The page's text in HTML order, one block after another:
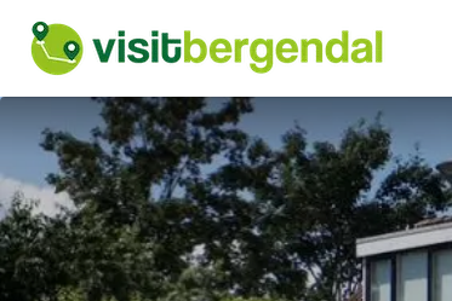
Zoek
naar: